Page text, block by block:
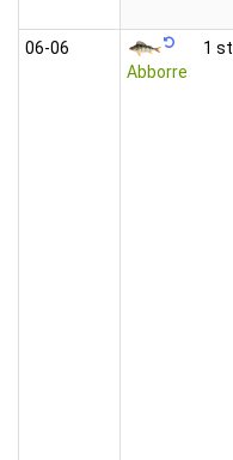
06‑06
Abborre
1 st